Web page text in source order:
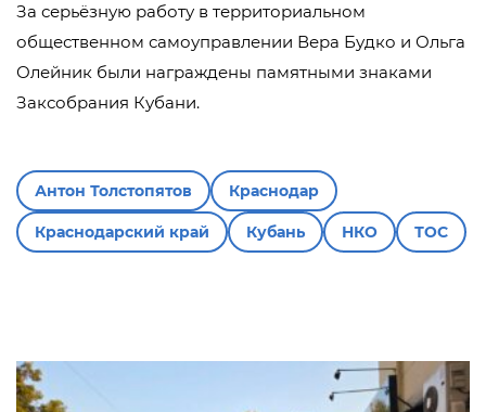
За серьёзную работу в территориальном
общественном самоуправлении Вера Будко и Ольга
Олейник были награждены памятными знаками
Заксобрания Кубани.
Антон Толстопятов Краснодар
Краснодарский край Кубань НКО ТОС